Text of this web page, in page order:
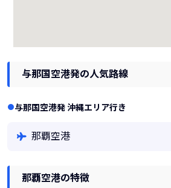
与那国空港発の人気路線
与那国空港発 沖縄エリア行き
那覇空港
那覇空港の特徴